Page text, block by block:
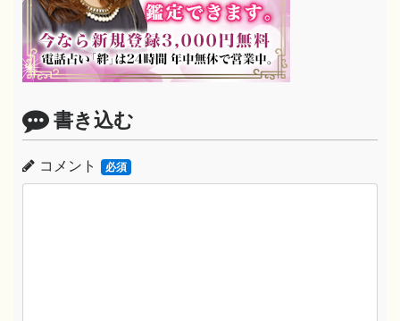
書き込む
コメント 必須